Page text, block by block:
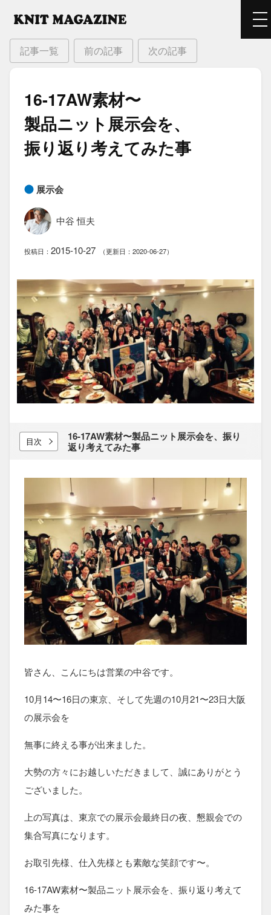
記事一覧 前の記事 次の記事
16-17AW素材〜
製品ニット展示会を、​
振り返り​考えてみた​事
展示会
中谷 恒夫
投稿日： 2015-10-27 （更新日：2020-06-27）
目次
16-17AW素材〜製品ニット展示会を、​振り
返り​考えてみた​事
皆さん、こんにちは営業の中谷です。
10月14〜16日の東京、そして先週の10月21〜23日大阪
の展示会を
無事に終える事が出来ました。
大勢の方々にお越しいただきまして、誠にありがとう
ございました。
上の写真は、東京での展示会最終日の夜、懇親会での
集合写真になります。
お取引先様、仕入先様とも素敵な笑顔です〜。
16-17AW素材〜製品ニット展示会を、振り返り考えて
みた事を